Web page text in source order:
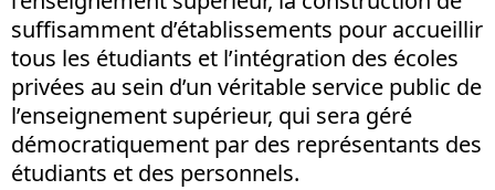
suffisamment d’établissements pour accueillir
tous les étudiants et l’intégration des écoles
privées au sein d’un véritable service public de
l’enseignement supérieur, qui sera géré
démocratiquement par des représentants des
étudiants et des personnels.